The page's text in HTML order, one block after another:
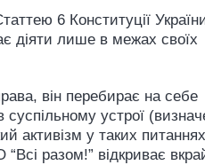
6 Конституції
діяти лише в межах своїх
він перебирає на себе
устрої
активізм у таких
разом!” відкриває